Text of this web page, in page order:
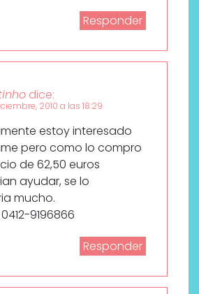
Responder
dice:
2010 a las 18:29
estoy interesado
pero como lo compro
de 62,50 euros
ayudar, se lo
mucho.
9196866
Responder